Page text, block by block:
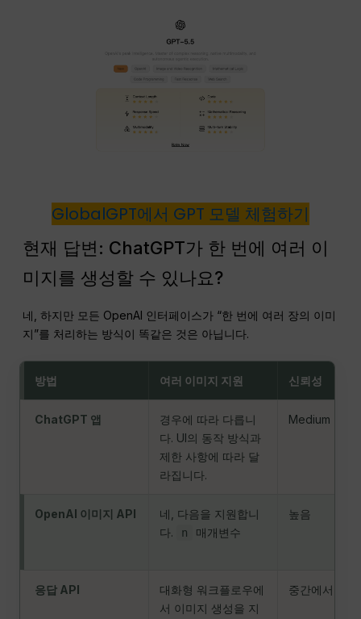
GlobalGPT에서 GPT 모델 체험하기
현재 답변: ChatGPT가 한 번에 여러 이
미지를 생성할 수 있나요?
네, 하지만 모든 OpenAI 인터페이스가 “한 번에 여러 장의 이미
지”를 처리하는 방식이 똑같은 것은 아닙니다.
방법 여러 이미지 지원 신뢰성
ChatGPT 앱
경우에 따라 다릅니
다. UI의 동작 방식과
제한 사항에 따라 달
라집니다.
Medium
OpenAI 이미지 API
네, 다음을 지원합니
다.
n 매개변수
높음
응답 API
대화형 워크플로우에
서 이미지 생성을 지
중간에서 높은